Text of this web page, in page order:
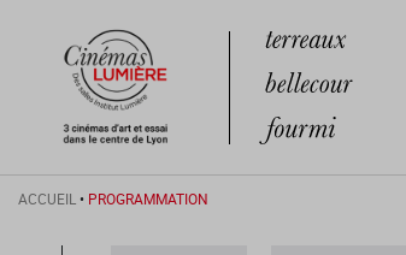
ACCUEIL • PROGRAMMATION